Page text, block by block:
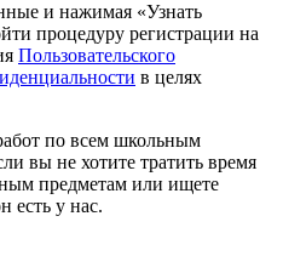
и нажимая «Узнать
процедуру регистрации на
Пользовательского
в целях
по всем школьным
вы не хотите тратить время
предметам или ищете
есть у нас.